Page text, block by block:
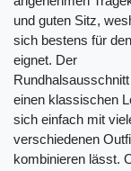
und guten Sitz,
sich bestens für
eignet. Der
einen klassischen
sich einfach mit
verschiedenen
kombinieren lässt.